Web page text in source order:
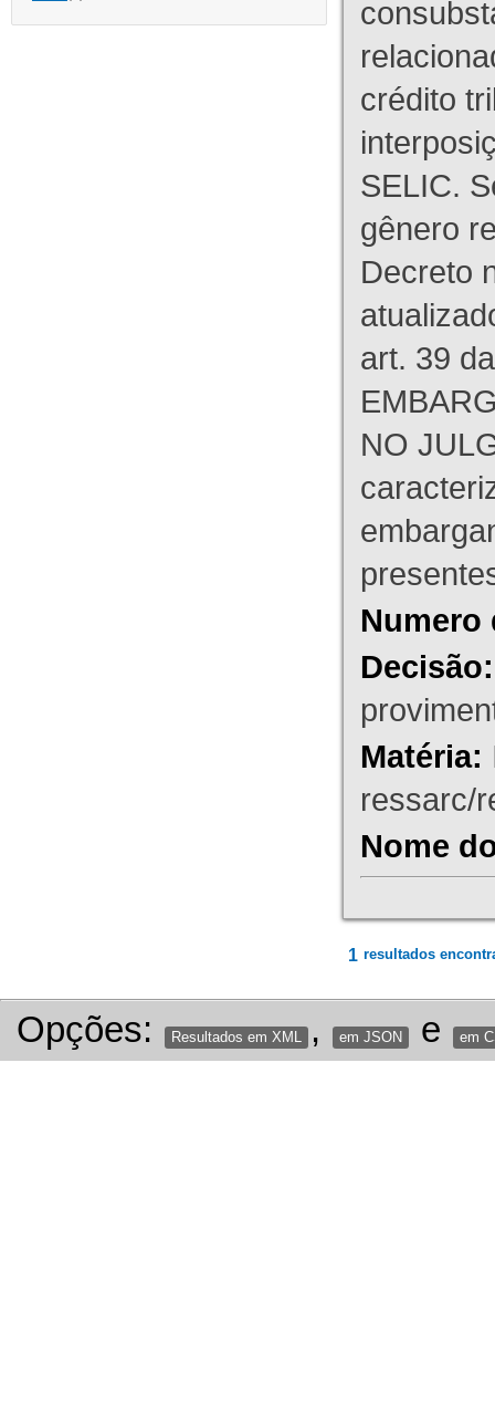
crédito
SELIC.
gênero
Decreto
art. 39
NO
Numero
Decisão:
Matéria:
ressarc/
Nome
1 resultados
Opções: Resultados em XML , em JSON e em